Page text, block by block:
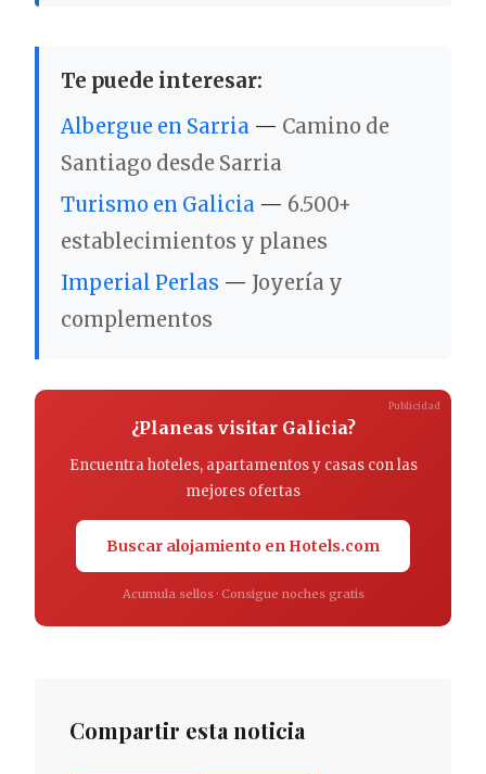
Te puede interesar:
Albergue en Sarria — Camino de
Santiago desde Sarria
Turismo en Galicia — 6.500+
establecimientos y planes
Imperial Perlas — Joyería y
complementos
¿Planeas visitar Galicia?
Encuentra hoteles, apartamentos y casas con las
mejores ofertas
Buscar alojamiento en Hotels.com
Acumula sellos · Consigue noches gratis
Publicidad
Compartir esta noticia